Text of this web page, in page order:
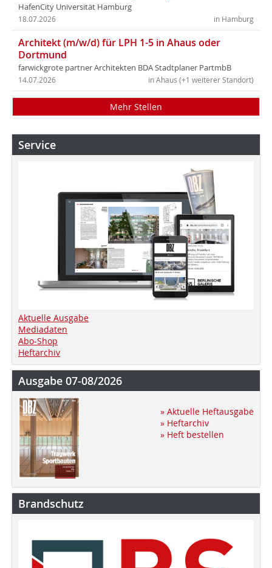
HafenCity Universität Hamburg
in Hamburg
18.07.2026
Architekt (m/w/d) für LPH 1-5 in Ahaus oder
Dortmund
farwickgrote partner Architekten BDA Stadtplaner PartmbB
in Ahaus (+1 weiterer Standort)
14.07.2026
Mehr Stellen
Service
Aktuelle Ausgabe
Mediadaten
Abo-Shop
Heftarchiv
Ausgabe 07-08/2026
» Aktuelle Heftausgabe
» Heftarchiv
» Heft bestellen
Brandschutz